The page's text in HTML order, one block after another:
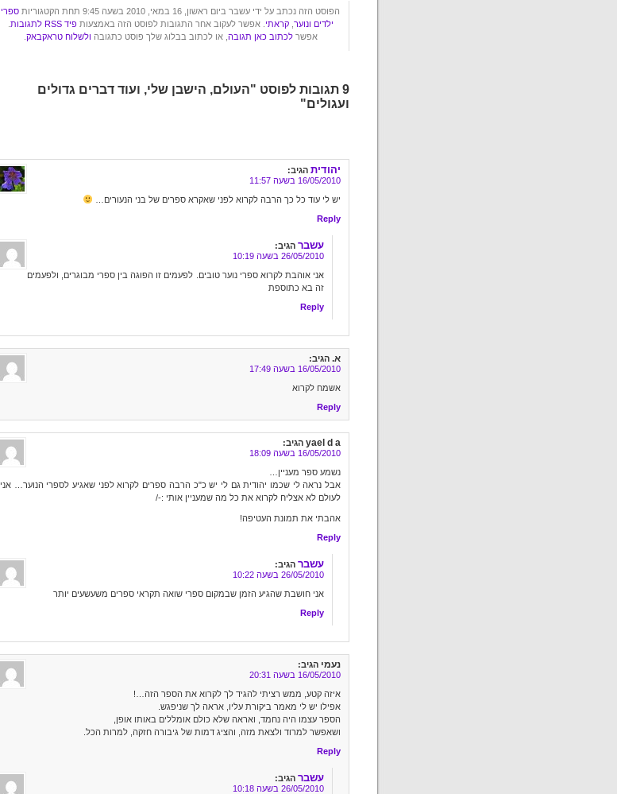
הפוסט הזה נכתב על ידי עשבר ביום ראשון, 16 במאי, 2010 בשעה 9:45 תחת הקטגוריות
ספרי
ילדים ונוער ,קראתי . אפשר לעקוב אחר התגובות לפוסט הזה באמצעותפיד RSS לתגובות
אפשרלכתוב כאן תגובה , או לכתוב בבלוג שלך פוסט כתגובה ולשלוח טראקבאק
9 תגובות לפוסט "העולם, הישבן שלי, ועוד דברים גדולים
ועגולים"
יהודית הגיב:
16/05/2010 בשעה 11:57
יש לי עוד כל כך הרבה לקרוא לפני שאקרא ספרים של בני הנעורים…
Reply
עשבר הגיב:
26/05/2010 בשעה 10:19
אני אוהבת לקרוא ספרי נוער טובים. לפעמים זו הפוגה בין ספרי מבוגרים, ולפעמים
זה בא כתוספת
Reply
א. הגיב:
16/05/2010 בשעה 17:49
אשמח לקרוא
Reply
yael d a הגיב:
16/05/2010 בשעה 18:09
נשמע ספר מעניין…
אבל נראה לי שכמו יהודית גם לי יש כ"כ הרבה ספרים לקרוא לפני שאגיע לספרי הנוער… אני
לעולם לא אצליח לקרוא את כל מה שמעניין אותי :-/
אהבתי את תמונת העטיפה!
Reply
עשבר הגיב:
26/05/2010 בשעה 10:22
אני חושבת שהגיע הזמן שבמקום ספרי שואה תקראי ספרים משעשעים יותר
Reply
נעמי הגיב:
16/05/2010 בשעה 20:31
איזה קטע, ממש רציתי להגיד לך לקרוא את הספר הזה…!
אפילו יש לי מאמר ביקורת עליו, אראה לך שניפגש.
הספר עצמו היה נחמד, ואראה שלא כולם אומללים באותו אופן,
ושאפשר למרוד ולצאת מזה, והציג דמות של גיבורה חזקה, למרות הכל.
Reply
עשבר הגיב:
26/05/2010 בשעה 10:18